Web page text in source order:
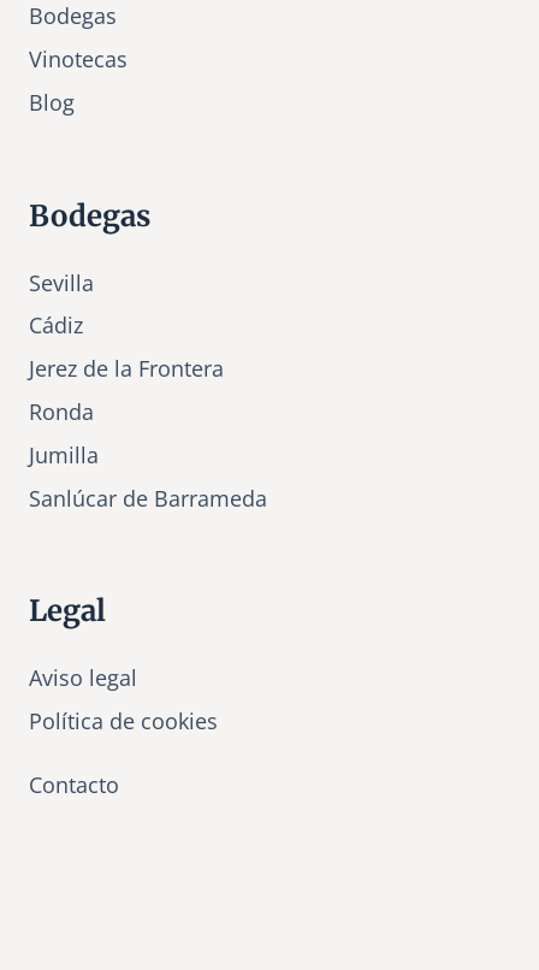
e
t
i
s
Bodegas
Vinotecas
Blog
Bodegas
Sevilla
Cádiz
Jerez de la Frontera
Ronda
Jumilla
Sanlúcar de Barrameda
Legal
Aviso legal
Política de cookies
Contacto